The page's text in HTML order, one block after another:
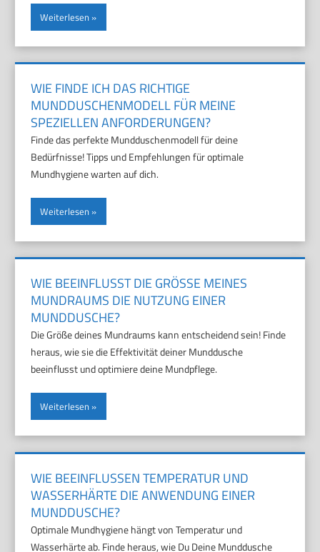
Weiterlesen
WIE FINDE ICH DAS RICHTIGE
MUNDDUSCHENMODELL FÜR MEINE
SPEZIELLEN ANFORDERUNGEN?
Finde das perfekte Mundduschenmodell für deine
Bedürfnisse! Tipps und Empfehlungen für optimale
Mundhygiene warten auf dich.
Weiterlesen
WIE BEEINFLUSST DIE GRÖSSE MEINES M
UNDRAUMS DIE NUTZUNG EINER M
UNDDUSCHE?
Die Größe deines Mundraums kann entscheidend sein! Finde
heraus, wie sie die Effektivität deiner Munddusche
beeinflusst und optimiere deine Mundpflege.
Weiterlesen
WIE BEEINFLUSSEN TEMPERATUR UND
WASSERHÄRTE DIE ANWENDUNG EINER
MUNDDUSCHE?
Optimale Mundhygiene hängt von Temperatur und
Wasserhärte ab. Finde heraus, wie Du Deine Munddusche